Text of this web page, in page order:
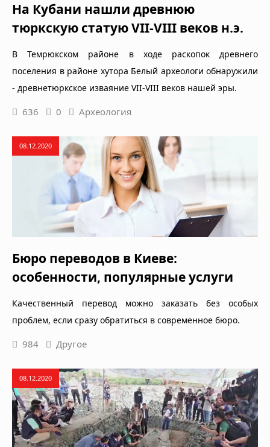
На Кубани нашли древнюю
тюркскую статую VII-VIII веков н.э.
В Темрюкском районе в ходе раскопок древнего
поселения в районе хутора Белый археологи обнаружили
- древнетюркское изваяние VII-VIII веков нашей эры.
636 0 Археология
08.12.2020
Бюро переводов в Киеве:
особенности, популярные услуги
Качественный перевод можно заказать без особых
проблем, если сразу обратиться в современное бюро.
984 Другое
08.12.2020